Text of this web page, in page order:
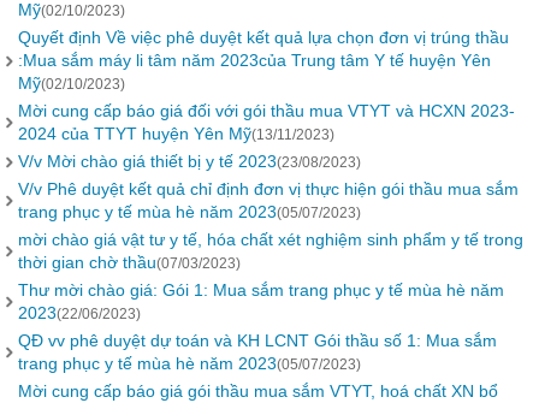
Mỹ(02/10/2023)
Quyết định Về việc phê duyệt kết quả lựa chọn đơn vị trúng thầu
:Mua sắm máy li tâm năm 2023của Trung tâm Y tế huyện Yên
Mỹ(02/10/2023)
Mời cung cấp báo giá đối với gói thầu mua VTYT và HCXN 2023-
2024 của TTYT huyện Yên Mỹ(13/11/2023)
V/v Mời chào giá thiết bị y tế 2023(23/08/2023)
V/v Phê duyệt kết quả chỉ định đơn vị thực hiện gói thầu mua sắm
trang phục y tế mùa hè năm 2023(05/07/2023)
mời chào giá vật tư y tế, hóa chất xét nghiệm sinh phẩm y tế trong
thời gian chờ thầu(07/03/2023)
Thư mời chào giá: Gói 1: Mua sắm trang phục y tế mùa hè năm
2023(22/06/2023)
QĐ vv phê duyệt dự toán và KH LCNT Gói thầu số 1: Mua sắm
trang phục y tế mùa hè năm 2023(05/07/2023)
Mời cung cấp báo giá gói thầu mua sắm VTYT, hoá chất XN bổ